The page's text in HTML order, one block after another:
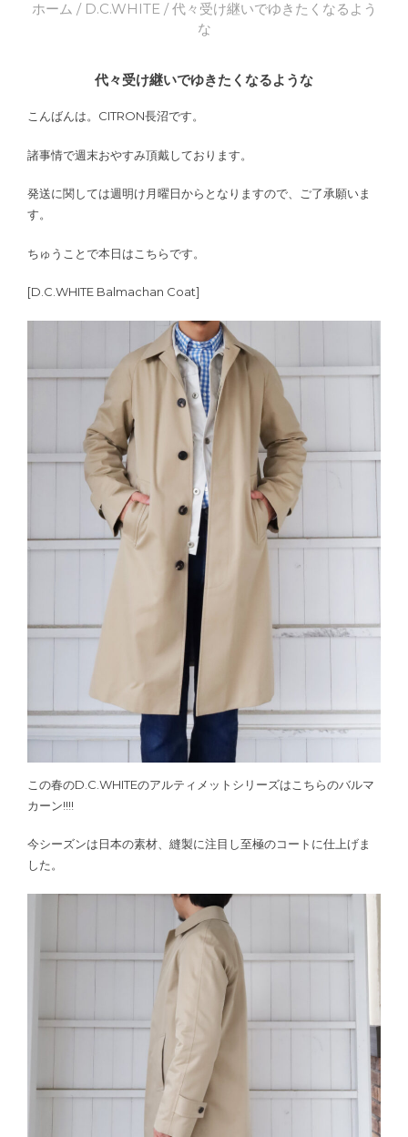
ホーム / D.C.WHITE/ 代々受け継いでゆきたくなるよう
な
代々受け継いでゆきたくなるような
こんばんは。CITRON長沼です。
諸事情で週末おやすみ頂戴しております。
発送に関しては週明け月曜日からとなりますので、ご了承願いま
す。
ちゅうことで本日はこちらです。
[D.C.WHITE Balmachan Coat]
この春のD.C.WHITEのアルティメットシリーズはこちらのバルマ
カーン!!!!
今シーズンは日本の素材、縫製に注目し至極のコートに仕上げま
した。